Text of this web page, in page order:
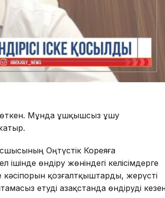
өткен. Мұнда ұшқышсыз ұшу
Оңтүстік Кореяға
өндіру жөніндегі келісімдерге
қозғалтқыштарды, жерүсті
етуді Қазақстанда өндіруді